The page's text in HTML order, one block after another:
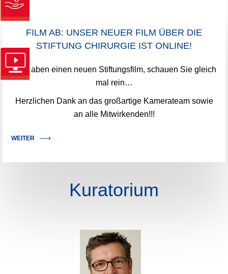
FILM AB: UNSER NEUER FILM ÜBER DIE
STIFTUNG CHIRURGIE IST ONLINE!
Wir haben einen neuen Stiftungsfilm, schauen Sie gleich
mal rein…
Herzlichen Dank an das großartige Kamerateam sowie
an alle Mitwirkenden!!!
WEITER
Kuratorium